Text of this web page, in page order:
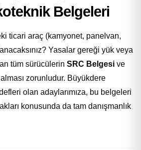
Belgeleri
ticari araç (kamyonet, panelvan,
Yasalar gereği yük veya
tüm sürücülerin SRC Belgesi ve
alması zorunludur. Büyükdere
olan adaylarımıza, bu belgeleri
konusunda da tam danışmanlık